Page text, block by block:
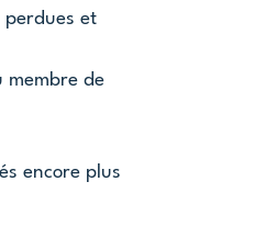
perdues et
membre de
encore plus